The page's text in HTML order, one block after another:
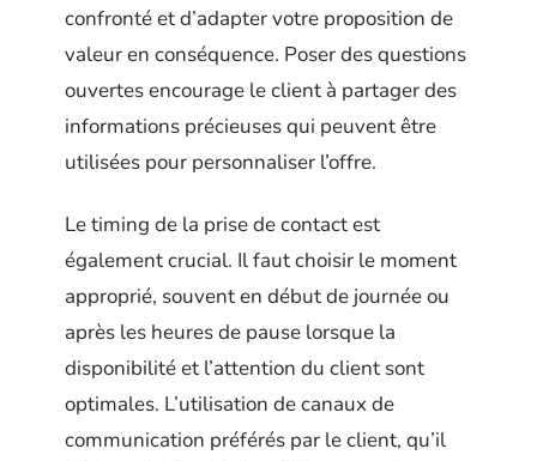
confronté et d’adapter votre proposition de
valeur en conséquence. Poser des questions
ouvertes encourage le client à partager des
informations précieuses qui peuvent être
utilisées pour personnaliser l’offre.
Le timing de la prise de contact est
également crucial. Il faut choisir le moment
approprié, souvent en début de journée ou
après les heures de pause lorsque la
disponibilité et l’attention du client sont
optimales. L’utilisation de canaux de
communication préférés par le client, qu’il